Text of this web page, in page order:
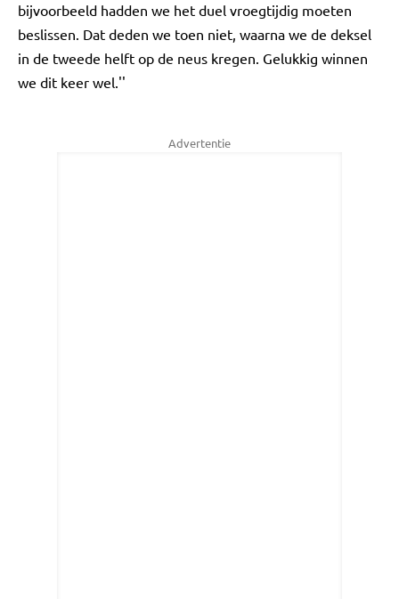
bijvoorbeeld hadden we het duel vroegtijdig moeten
beslissen. Dat deden we toen niet, waarna we de deksel
in de tweede helft op de neus kregen. Gelukkig winnen
we dit keer wel.''
Advertentie